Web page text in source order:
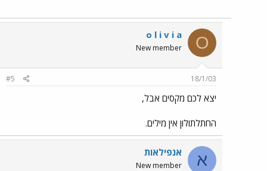
O
o l i v i a
New member
18/1/03
#5
יצא לכם מקסים אבל,
החתלתולון אין מילים.
א אנפילאות
New member